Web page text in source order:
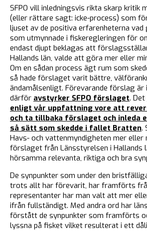
SFPO vill inledningsvis rikta skarp kritik
(eller rättare sagt: icke-process) som
ljuset av de positiva erfarenheterna vad
som utmynnade i fiskeregleringen för
endast djupt beklagas att
Hallands län, valde att göra mer eller
Om en sådan process ägt rum som
så hade förslaget varit bättre,
ändamålsenligt. Förevarande förslag är
därför avstyrker SFPO förslaget. Det
enligt vår uppfattning vore att
och ta tillbaka förslaget och inleda
så sätt som skedde i fallet Bratten.
Havs- och vattenmyndigheten mer
förslaget från Länsstyrelsen i Hallands
hörsamma relevanta, riktiga och bra
De synpunkter som under den
trots allt har förevarit, har framförts
representanter har man valt att mer
ifrån fullständigt. Med andra ord har
förstått de synpunkter som framförts
lyssna på fisket vilket resulterat i ett